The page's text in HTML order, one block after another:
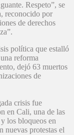
Respeto”, se
reconocido por
de derechos
política que estalló
reforma
dejó 63 muertos
de
crisis fue
en Cali, una de las
los bloqueos en
nuevas protestas el